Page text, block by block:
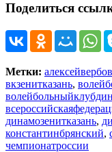
Поделиться
Метки: алексейвербов
вкзенитказань,
динамозенитказань,
константинбрянский,
чемпионатроссии